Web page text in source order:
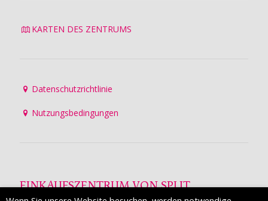
KARTEN DES ZENTRUMS
Datenschutzrichtlinie
Nutzungsbedingungen
EINKAUFSZENTRUM VON SPLIT